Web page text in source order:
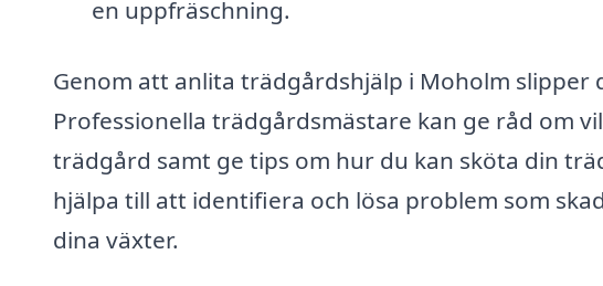
en uppfräschning.
Genom att anlita trädgårdshjälp i Moholm slipper
Professionella trädgårdsmästare kan ge råd om
trädgård samt ge tips om hur du kan sköta din
hjälpa till att identifiera och lösa problem som
dina växter.